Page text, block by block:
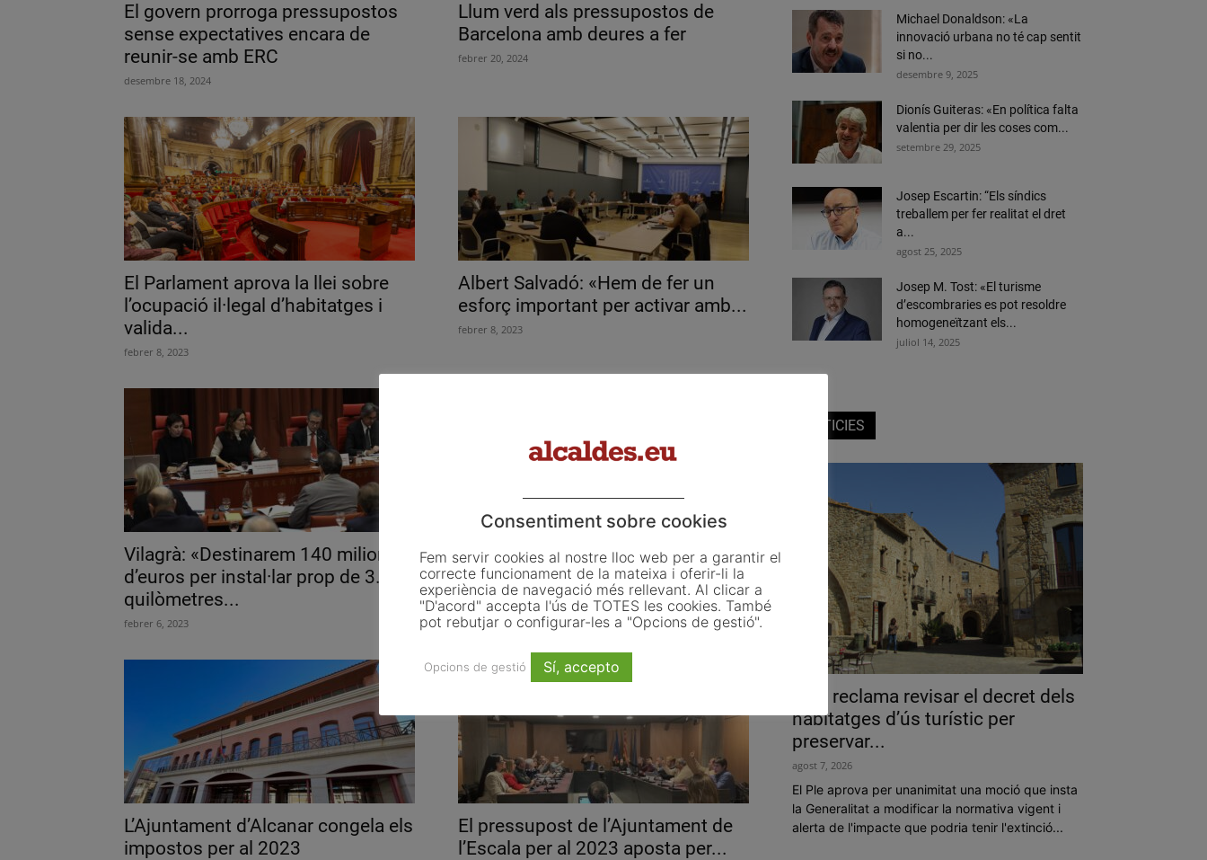
El govern prorroga pressupostos
sense expectatives encara de
reunir-se amb ERC
desembre 18, 2024
Llum verd als pressupostos de
Barcelona amb deures a fer
febrer 20, 2024
El Parlament aprova la llei sobre
l’ocupació il·legal d’habitatges i
valida...
febrer 8, 2023
Albert Salvadó: «Hem de fer un
esforç important per activar amb...
febrer 8, 2023
Vilagrà: «Destinarem 140 milions
d’euros per instal·lar prop de 3.000
quilòmetres...
febrer 6, 2023
La consellera Vilagrà anuncia uns
pressupostos «expansius» i amb
4.000 milions...
febrer 1, 2023
L’Ajuntament d’Alcanar congela els
impostos per al 2023
El pressupost de l’Ajuntament de
l’Escala per al 2023 aposta per...
Michael Donaldson: «La
innovació urbana no té cap sentit
si no...
desembre 9, 2025
Dionís Guiteras: «En política falta
valentia per dir les coses com...
setembre 29, 2025
Josep Escartin: “Els síndics
treballem per fer realitat el dret
a...
agost 25, 2025
Josep M. Tost: «El turisme
d’escombraries es pot resoldre
homogeneïtzant els...
juliol 14, 2025
NOTICIES
Pals reclama revisar el decret dels
habitatges d’ús turístic per
preservar...
agost 7, 2026
El Ple aprova per unanimitat una moció que insta
la Generalitat a modificar la normativa vigent i
alerta de l'impacte que podria tenir l'extinció...
Consentiment sobre cookies
Fem servir cookies al nostre lloc web per a garantir el
correcte funcionament de la mateixa i oferir-li la
experiència de navegació més rellevant. Al clicar a
"D'acord" accepta l'ús de TOTES les cookies. També
pot rebutjar o configurar-les a "Opcions de gestió".
Opcions de gestió Sí, accepto